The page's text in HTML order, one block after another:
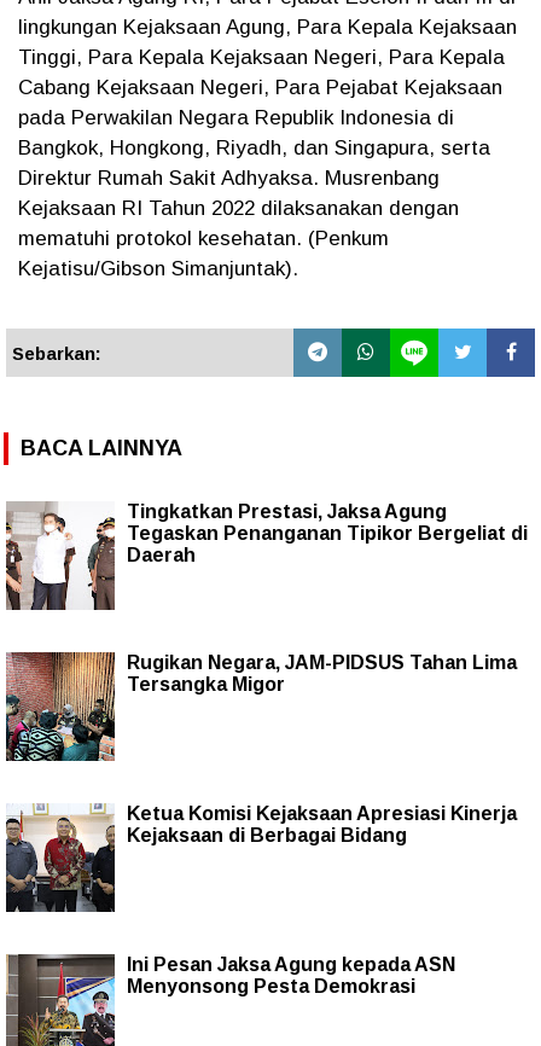
lingkungan Kejaksaan Agung, Para Kepala Kejaksaan
Tinggi, Para Kepala Kejaksaan Negeri, Para Kepala
Cabang Kejaksaan Negeri, Para Pejabat Kejaksaan
pada Perwakilan Negara Republik Indonesia di
Bangkok, Hongkong, Riyadh, dan Singapura, serta
Direktur Rumah Sakit Adhyaksa. Musrenbang
Kejaksaan RI Tahun 2022 dilaksanakan dengan
mematuhi protokol kesehatan. (Penkum
Kejatisu/Gibson Simanjuntak).
Sebarkan:
BACA LAINNYA
Tingkatkan Prestasi, Jaksa Agung
Tegaskan Penanganan Tipikor Bergeliat di
Daerah
Rugikan Negara, JAM-PIDSUS Tahan Lima
Tersangka Migor
Ketua Komisi Kejaksaan Apresiasi Kinerja
Kejaksaan di Berbagai Bidang
Ini Pesan Jaksa Agung kepada ASN
Menyonsong Pesta Demokrasi